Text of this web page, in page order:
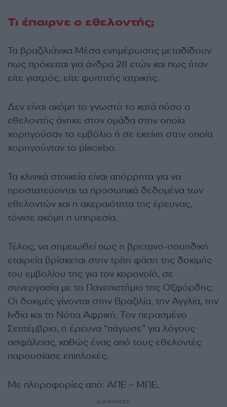
Τι έπαιρνε ο εθελοντής;
Τα βραζιλιάνικα Μέσα ενημέρωσης μεταδίδουν
πως πρόκειται για άνδρα 28 ετών και πως ήταν
είτε γιατρός, είτε φοιτητής ιατρικής.
Δεν είναι ακόμη το γνωστό το κατά πόσο ο
εθελοντής άνηκε στον ομάδα στην οποία
χορηγούσαν το εμβόλιο ή σε εκείνη στην οποία
χορηγούνταν το placebo.
Τα κλινικά στοιχεία είναι απόρρητα για να
προστατεύονται τα προσωπικά δεδομένα των
εθελοντών και η ακεραιότητα της έρευνας,
τόνισε ακόμη η υπηρεσία.
Τέλος, να σημειωθεί πως η βρετανο-σουηδική
εταιρεία βρίσκεται στην τρίτη φάση της δοκιμής
του εμβολίου της για τον κορονοϊό, σε
συνεργασία με το Πανεπιστήμιο της Οξφόρδης.
Οι δοκιμές γίνονται στην Βραζιλία, την Αγγλία, την
Ινδία και τη Νότια Αφρική. Τον περασμένο
Σεπτέμβριο, η έρευνα “πάγωσε” για λόγους
ασφάλειας, καθώς ένας από τους εθελοντές
παρουσίασε επιπλοκές.
Με πληροφορίες από: ΑΠΕ – ΜΠΕ.
ΔΙΑΦΗΜΙΣΗ